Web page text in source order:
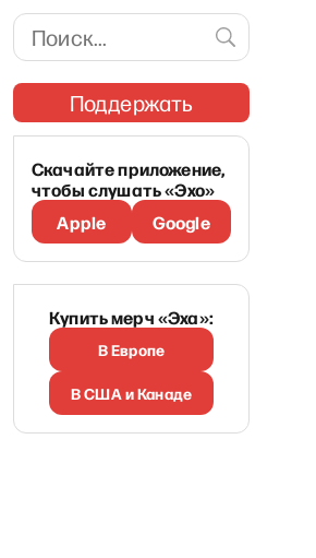
Поддержать
Скачайте приложение,
чтобы слушать «Эхо»
Apple
Google
Купить мерч «Эха»:
В Европе
В США и Канаде